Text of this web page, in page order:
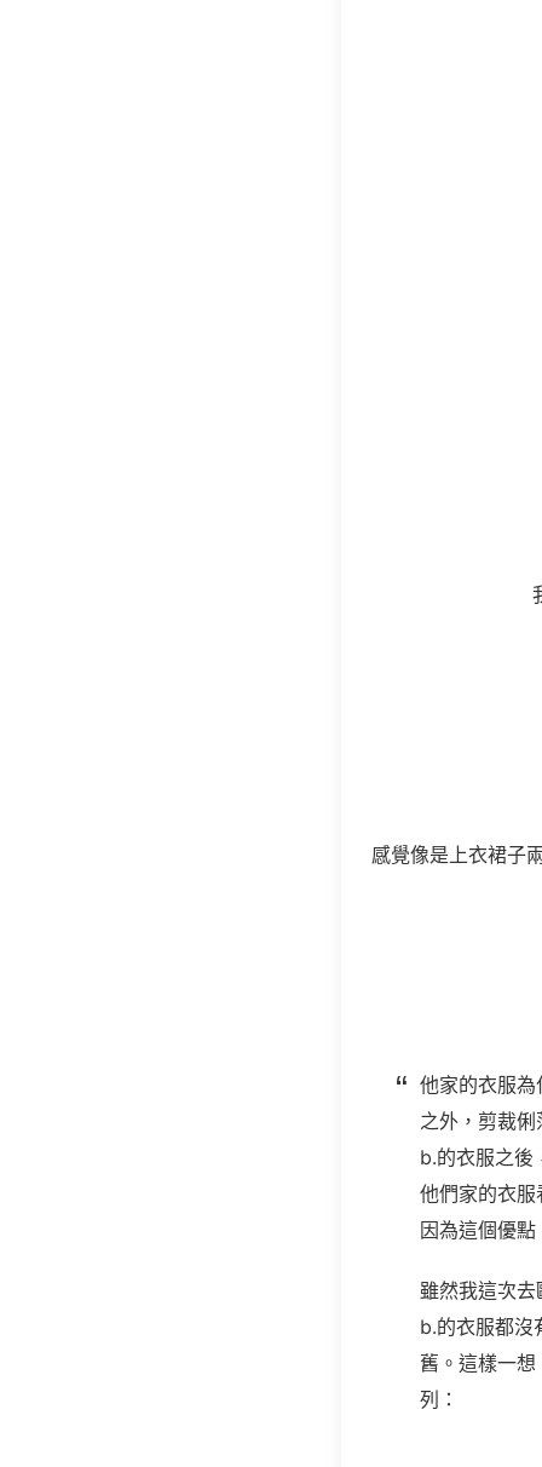
感覺像是上衣裙子
他家的衣服
之外，剪裁
b.的衣服之後
他們家的衣
因為這個優
雖然我這次
b.的衣服都沒
舊。這樣一
列：